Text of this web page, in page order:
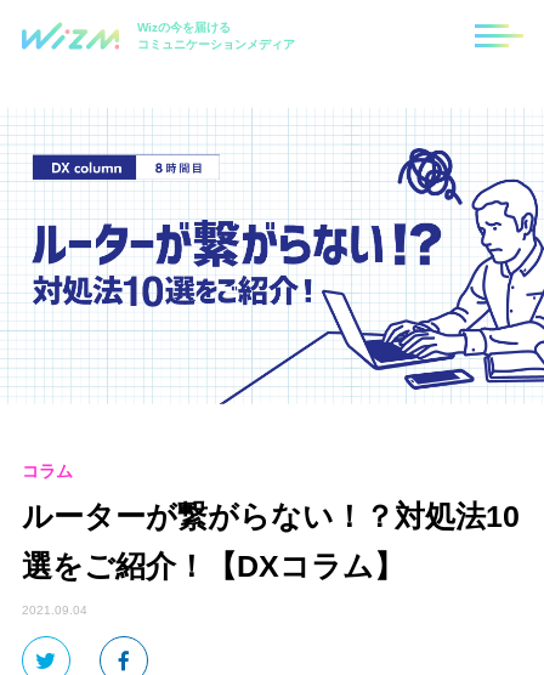
Wizの今を届ける
コミュニケーションメディア
コラム
ルーターが繋がらない！？対処法10
選をご紹介！【DXコラム】
2021.09.04